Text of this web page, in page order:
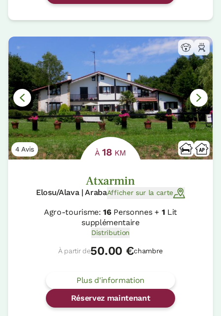
4 Avis À18KM
Atxarmin
Elosu/Alava | ArabaAfficher sur la carte
Agro-tourisme:16Personnes + 1 Lit
supplémentaire
Distribution
À partir de50.00 €chambre
Plus d'information
Réservez maintenant